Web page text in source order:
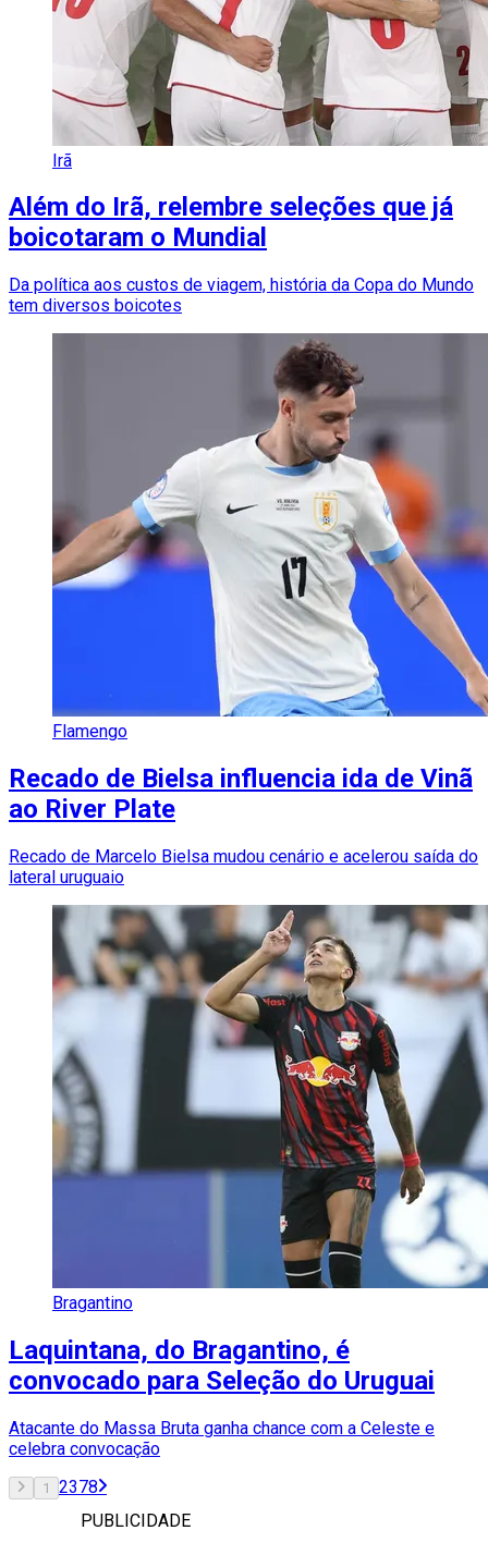
Irã
Além do Irã, relembre seleções que já
boicotaram o Mundial
Da política aos custos de viagem, história da Copa do Mundo
tem diversos boicotes
Flamengo
Recado de Bielsa influencia ida de Vinã
ao River Plate
Recado de Marcelo Bielsa mudou cenário e acelerou saída do
lateral uruguaio
Bragantino
Laquintana, do Bragantino, é
convocado para Seleção do Uruguai
Atacante do Massa Bruta ganha chance com a Celeste e
celebra convocação
1 2378
PUBLICIDADE